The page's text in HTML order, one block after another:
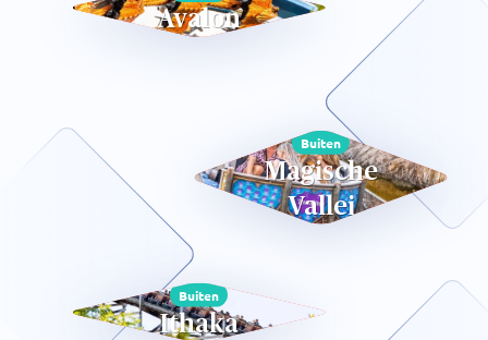
Avalon
Buiten
Magische
Vallei
Buiten
Ithaka